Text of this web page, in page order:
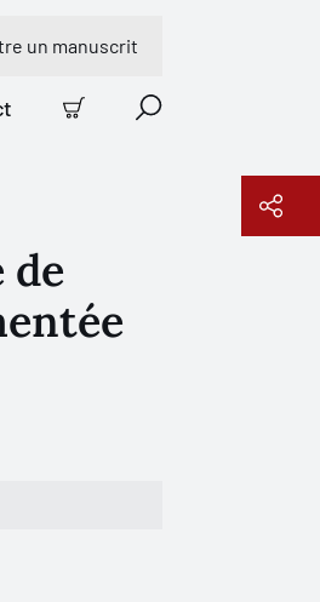
un manuscrit
Panier Recherche